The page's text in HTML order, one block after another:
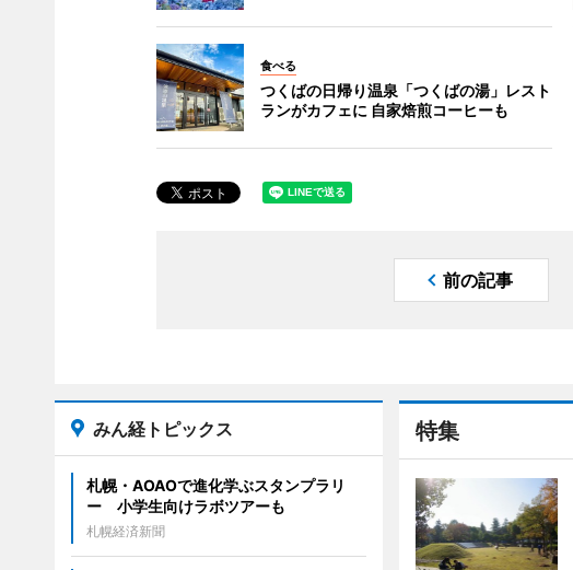
食べる
つくばの日帰り温泉「つくばの湯」レスト
ランがカフェに 自家焙煎コーヒーも
前の記事
特集
みん経トピックス
札幌・AOAOで進化学ぶスタンプラリ
ー 小学生向けラボツアーも
札幌経済新聞